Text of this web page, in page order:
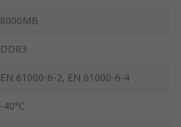
8000MB
DDR3
EN 61000-6-2, EN 61000-6-4
-40°C